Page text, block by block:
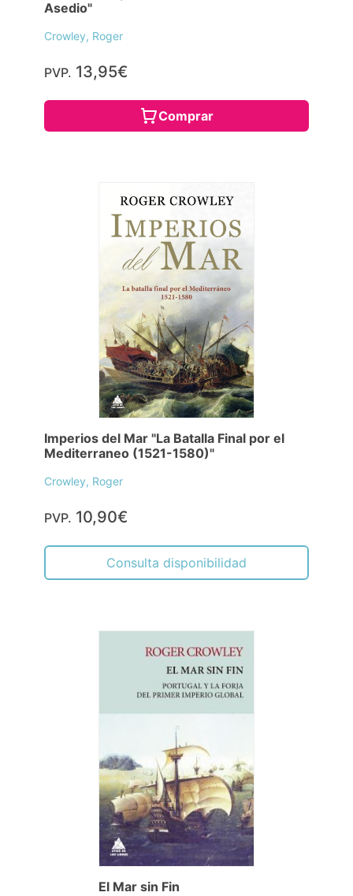
Asedio"
Crowley, Roger
PVP. 13,95€
Comprar
Imperios del Mar "La Batalla Final por el
Mediterraneo (1521-1580)"
Crowley, Roger
PVP. 10,90€
Consulta disponibilidad
El Mar sin Fin